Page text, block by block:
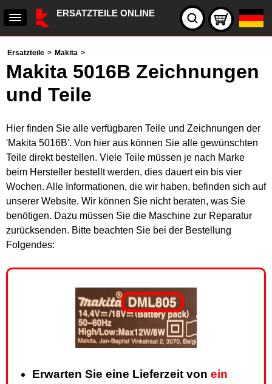
ERSATZTEILE ONLINE
Ersatzteile > Makita >
Makita 5016B Zeichnungen
und Teile
Hier finden Sie alle verfügbaren Teile und Zeichnungen der
'Makita 5016B'. Von hier aus können Sie alle gewünschten
Teile direkt bestellen. Viele Teile müssen je nach Marke
beim Hersteller bestellt werden, dies dauert ein bis vier
Wochen. Alle Informationen, die wir haben, befinden sich auf
unserer Website. Wir können Sie nicht beraten, was Sie
benötigen. Dazu müssen Sie die Maschine zur Reparatur
zurücksenden. Bitte beachten Sie bei der Bestellung
Folgendes:
Erwarten Sie eine Lieferzeit von ein